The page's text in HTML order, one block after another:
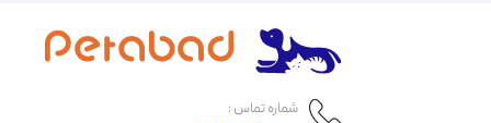
شماره تماس :